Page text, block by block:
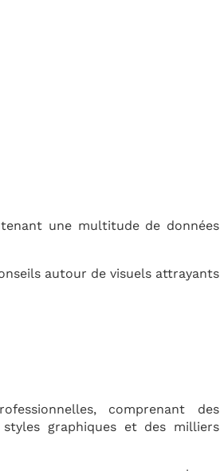
une multitude de données
autour de visuels attrayants
comprenant des
graphiques et des milliers